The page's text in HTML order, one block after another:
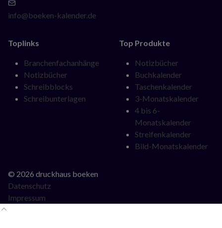
info@boeken-kalender.de
Toplinks
Navigation
überspringen
Branchenfachanhänge
Notizbücher
Schreibblocks
Schreibunterlagen
Top Produkte
Navigation
überspringen
Notizbücher
Buchkalender
Taschenkalender
3-Monatskalender
4 bis 6-
Monatskalender
Streifenkalender
Bild-Monatskalender
© 2026 druckhaus boeken
Datenschutz
Impressum